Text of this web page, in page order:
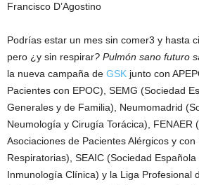
Francisco D’Agostino
Podrías estar un mes sin comer3 y hasta
pero ¿y sin respirar? Pulmón sano futuro
la nueva campaña de GSK junto con
Pacientes con EPOC), SEMG (Sociedad
Generales y de Familia), Neumomadrid
Neumología y Cirugía Torácica), FENAER
Asociaciones de Pacientes Alérgicos y
Respiratorias), SEAIC (Sociedad
Inmunología Clínica) y la Liga Profesional